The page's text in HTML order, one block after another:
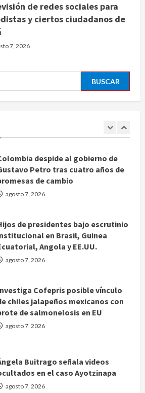
de redes sociales para
y ciertos ciudadanos de
7, 2026
Buitrago señala videos
en el caso Ayotzinapa
horario y canal para ver el partido
la Leagues Cup 2026
despide al gobierno de
de cambio
agosto 7, 2026
de presidentes bajo escrutinio
Angola y EE.UU.
agosto 7, 2026
Cofepris posible vínculo
de salmonelosis en EU
agosto 7, 2026
agosto 7, 2026